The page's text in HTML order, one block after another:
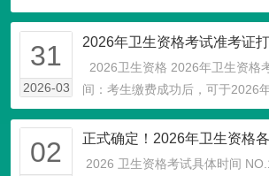
60%，故此2026年固定还是为
试各科目满分为100分，所以分
分！ 这是一个...
31
2026-03
2026卫生资格 2026年卫生资格
间：考生缴费成功后，可于2026
考生管理平台下载打印准考证，
证。 01 准考证打印流程 登录国
02
2026 卫生资格考试具体时间